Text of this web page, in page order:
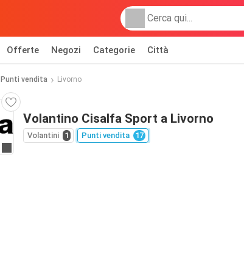
Offerte Negozi Categorie Città
Punti vendita Livorno
Volantino Cisalfa Sport a Livorno
Volantini 1 Punti vendita 17